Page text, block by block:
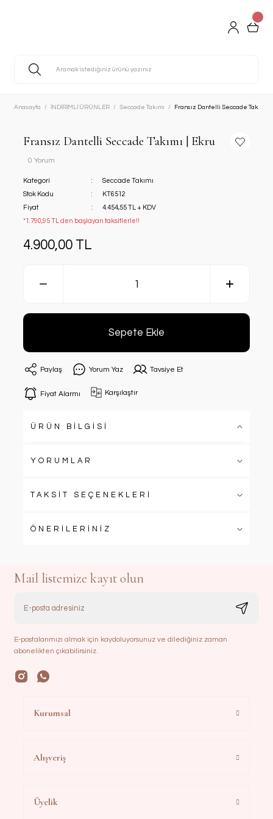
Anasayfa İNDİRİMLİ ÜRÜNLER Seccade Takımı Fransız Dantelli Seccade Takımı |
Fransız Dantelli Seccade Takımı | Ekru
0 Yorum
Kategori
Seccade Takımı
Stok Kodu
KT6512
Fiyat
4.454,55 TL + KDV
*1.790,95 TL den başlayan taksitlerle!!
4.900,00 TL
Sepete Ekle
Paylaş Yorum Yaz Tavsiye Et
Fiyat Alarmı Karşılaştır
ÜRÜN BİLGİSİ
YORUMLAR
TAKSİT SEÇENEKLERİ
ÖNERİLERİNİZ
Mail listemize kayıt olun
E-postalarımızı almak için kaydoluyorsunuz ve dilediğiniz zaman
abonelikten çıkabilirsiniz.
Kurumsal
Alışveriş
Üyelik